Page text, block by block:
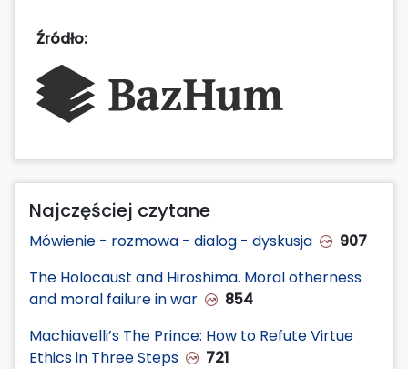
Źródło:
Najczęściej czytane
Mówienie - rozmowa - dialog - dyskusja
907
The Holocaust and Hiroshima. Moral otherness
and moral failure in war
854
Machiavelli’s The Prince: How to Refute Virtue
Ethics in Three Steps
721